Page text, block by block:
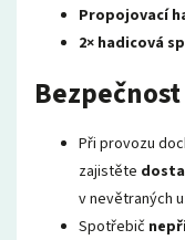
Propojovací
2× hadicová
Při provozu
zajistěte
v nevětraných
Spotřebič